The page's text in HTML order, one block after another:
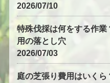
2026/07/10
特殊伐採は何をする作
用の落とし穴
2026/07/03
庭の芝張り費用はいく